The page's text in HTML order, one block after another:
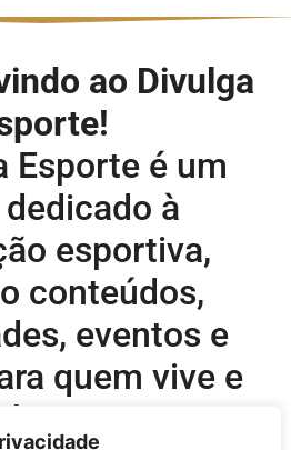
ao Divulga
Esporte é um
à
esportiva,
conteúdos,
eventos e
quem vive e
o esporte.